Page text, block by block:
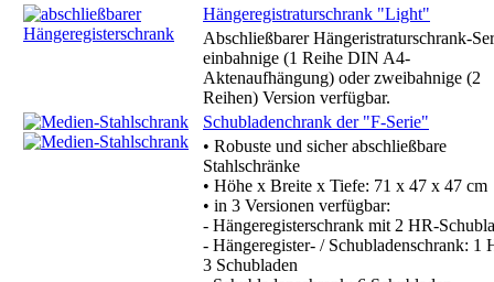
Hängeregistraturschrank "Light"
Abschließbarer Hängeristraturschrank-
einbahnige (1 Reihe DIN A4-
Aktenaufhängung) oder zweibahnige (2
Reihen) Version verfügbar.
Schubladenchrank der "F-Serie"
• Robuste und sicher abschließbare
Stahlschränke
• Höhe x Breite x Tiefe: 71 x 47 x 47 cm
• in 3 Versionen verfügbar:
- Hängeregisterschrank mit 2 HR-
- Hängeregister- / Schubladenschrank: 1
3 Schubladen